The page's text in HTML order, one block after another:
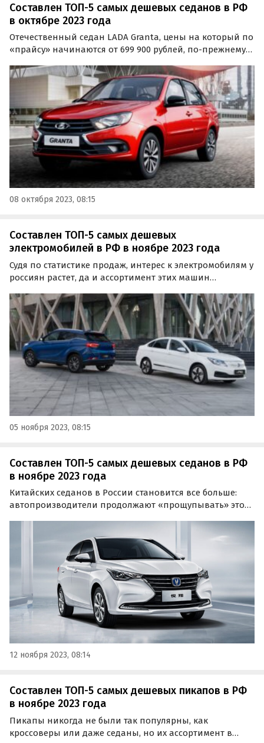
Составлен ТОП-5 самых дешевых седанов в РФ
в октябре 2023 года
Отечественный седан LADA Granta, цены на который по
«прайсу» начинаются от 699 900 рублей, по-прежнему
типе кузова.
08 октября 2023, 08:15
Составлен ТОП-5 самых дешевых
электромобилей в РФ в ноябре 2023 года
Судя по статистике продаж, интерес к электромобилям у
россиян растет, да и ассортимент этих машин
листы автопроизводителей, портал «Автоновости дня»
составил ТОП-5 самых дешевых электрокаров на…
05 ноября 2023, 08:15
Составлен ТОП-5 самых дешевых седанов в РФ
в ноябре 2023 года
Китайских седанов в России становится все больше:
автопроизводители продолжают «прощупывать» этот
свои альтернативы того, к чему они привыкли.
12 ноября 2023, 08:14
Составлен ТОП-5 самых дешевых пикапов в РФ
в ноябре 2023 года
Пикапы никогда не были так популярны, как
кроссоверы или даже седаны, но их ассортимент в